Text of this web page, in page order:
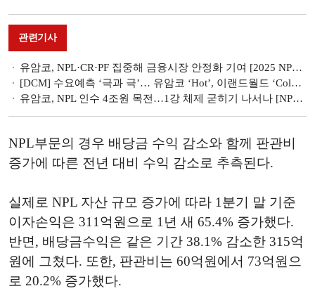
관련기사
유암코, NPL·CR·PF 집중해 금융시장 안정화 기여 [2025 NPL 투자사 경영전략]
[DCM] 수요예측 ‘극과 극’… 유암코 ‘Hot’, 이랜드월드 ‘Cold’ [2월 회사채 발행 분석(II)]
유암코, NPL 인수 4조원 목전…1강 체제 굳히기 나서나 [NPL사 경쟁 레이스 ①]
NPL부문의 경우 배당금 수익 감소와 함께 판관비
증가에 따른 전년 대비 수익 감소로 추측된다.
실제로 NPL 자산 규모 증가에 따라 1분기 말 기준
이자손익은 311억원으로 1년 새 65.4% 증가했다.
반면, 배당금수익은 같은 기간 38.1% 감소한 315억
원에 그쳤다. 또한, 판관비는 60억원에서 73억원으
로 20.2% 증가했다.